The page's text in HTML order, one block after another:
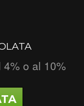
4% o al 10%